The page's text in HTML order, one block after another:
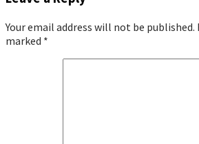
Your email address will not be published.
marked *